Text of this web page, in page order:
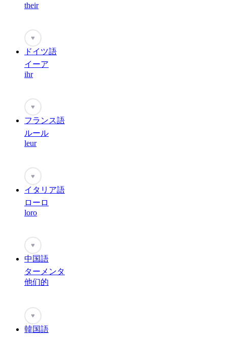
their
♥
ドイツ語
イーア
ihr
♥
フランス語
ルール
leur
♥
イタリア語
ローロ
loro
♥
中国語
ターメンタ
他们的
♥
韓国語